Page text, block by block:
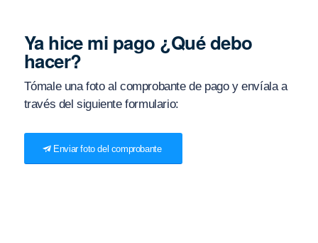
Ya hice mi pago ¿Qué debo
hacer?
Tómale una foto al comprobante de pago y envíala a
través del siguiente formulario:
Enviar foto del comprobante